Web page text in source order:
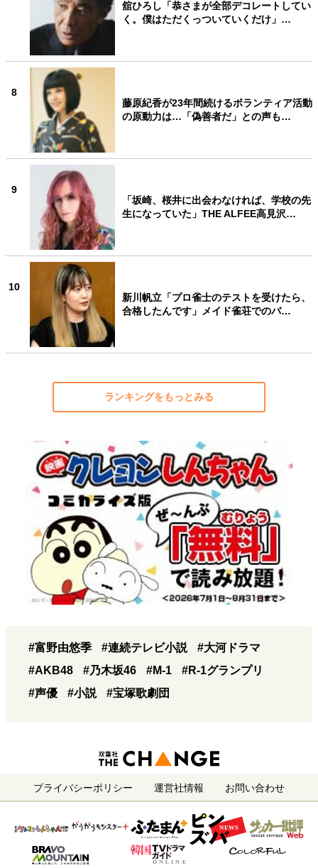
舘ひろし「恭さまが全部デコレートしてい
く。僕はただくっついていくだけ」…
8
藤原紀香が23年間続けるボランティア活動
の原動力は…「偽善者だ」との声も…
9
「坂崎、桜井に出会わなければ、学校の先
生になっていた」THE ALFEE高見沢…
10
新川帆立「プロ雀士のテストを受けたら、
合格したんです」メイド雀荘でのバ…
ランキングをもっとみる
#富野由悠季 #連続テレビ小説
#大河ドラマ
#AKB48
#乃木坂46 #M-1
#R-1グランプリ
#声優
#小説 #宝塚歌劇団
プライバシーポリシー 運営社情報 お問い合わせ